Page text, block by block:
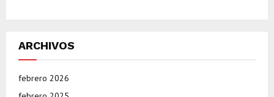
ARCHIVOS
febrero 2026